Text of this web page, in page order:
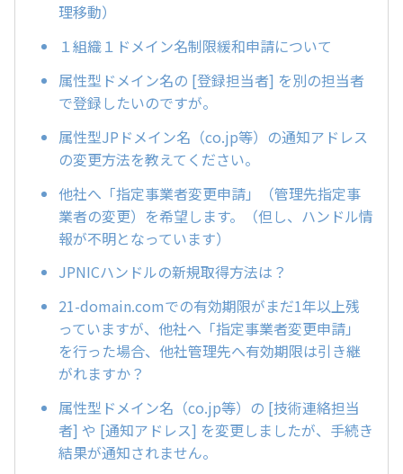
理移動）
１組織１ドメイン名制限緩和申請について
属性型ドメイン名の [登録担当者] を別の担当者
で登録したいのですが。
属性型JPドメイン名（co.jp等）の通知アドレス
の変更方法を教えてください。
他社へ「指定事業者変更申請」（管理先指定事
業者の変更）を希望します。（但し、ハンドル情
報が不明となっています）
JPNICハンドルの新規取得方法は？
21-domain.comでの有効期限がまだ1年以上残
っていますが、他社へ「指定事業者変更申請」
を行った場合、他社管理先へ有効期限は引き継
がれますか？
属性型ドメイン名（co.jp等）の [技術連絡担当
者] や [通知アドレス] を変更しましたが、手続き
結果が通知されません。